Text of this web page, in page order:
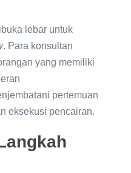
lebar untuk
. Para konsultan
yang memiliki
pertemuan
eksekusi pencairan.